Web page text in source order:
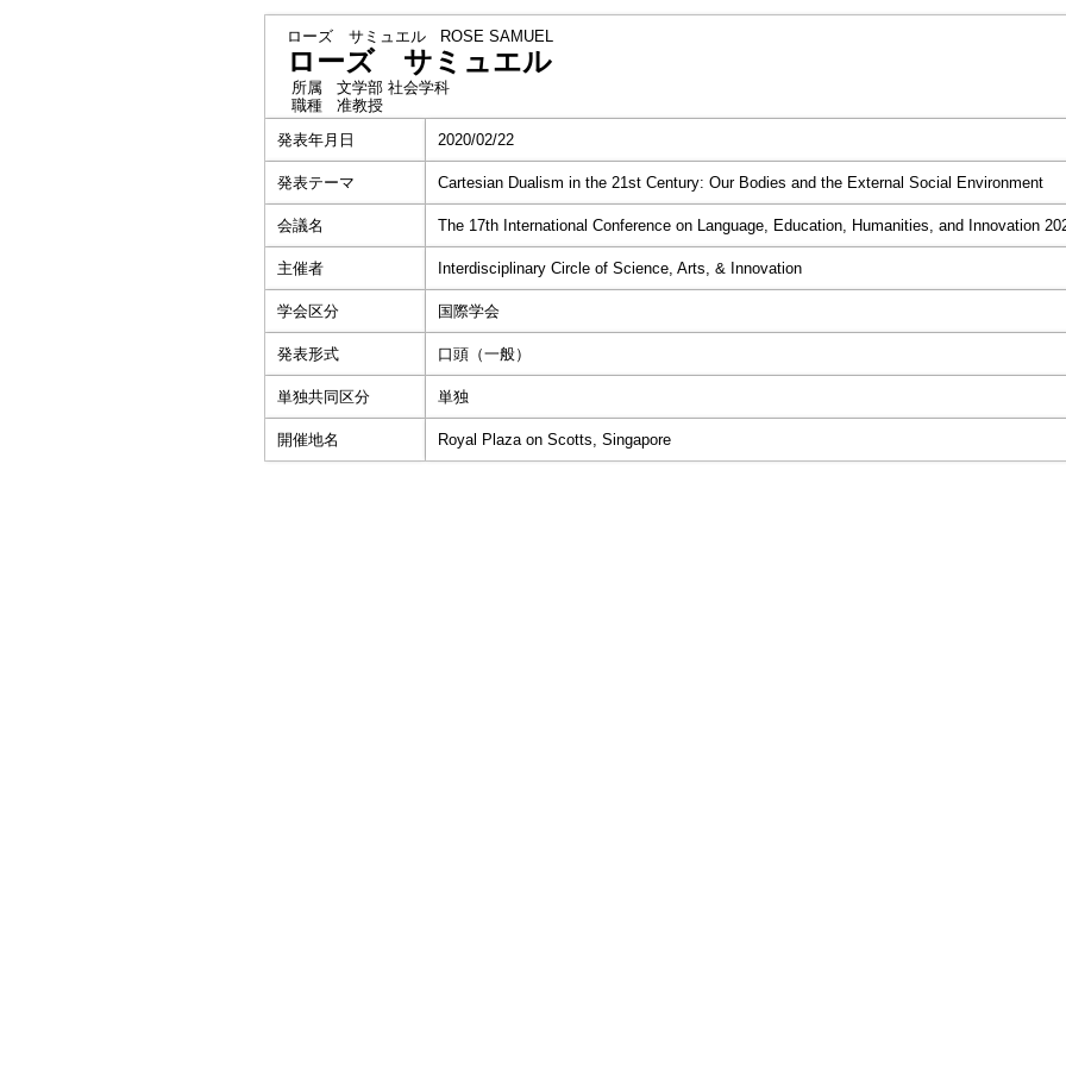
ローズ サミュエル ROSE SAMUEL
ローズ サミュエル
所属
文学部 社会学科
職種
准教授
発表年月日
2020/02/22
発表テーマ Cartesian Dualism in the 21st Century: Our Bodies and the External Social Environment
会議名 The 17th International Conference on Language, Education, Humanities, and Innovation
主催者 Interdisciplinary Circle of Science, Arts, & Innovation
学会区分 国際学会
発表形式 口頭（一般）
単独共同区分 単独
開催地名 Royal Plaza on Scotts, Singapore